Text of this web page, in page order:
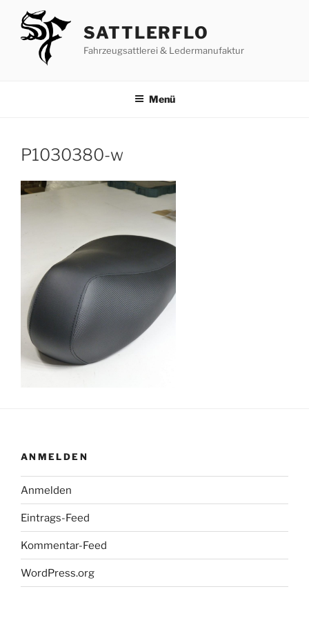
Inhalt
springen
SATTLERFLO
Fahrzeugsattlerei & Ledermanufaktur
Menü
P1030380-w
ANMELDEN
Anmelden
Eintrags-Feed
Kommentar-Feed
WordPress.org